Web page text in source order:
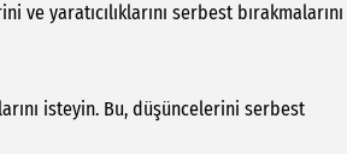
yaratıcılıklarını serbest bırakmalarını
isteyin. Bu, düşüncelerini serbest